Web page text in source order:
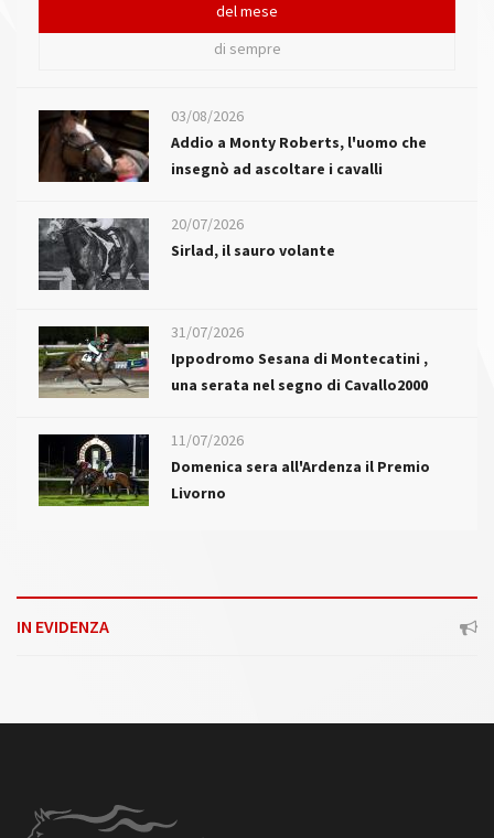
del mese
di sempre
03/08/2026
Addio a Monty Roberts, l'uomo che
insegnò ad ascoltare i cavalli
20/07/2026
Sirlad, il sauro volante
31/07/2026
Ippodromo Sesana di Montecatini ,
una serata nel segno di Cavallo2000
11/07/2026
Domenica sera all'Ardenza il Premio
Livorno
IN EVIDENZA